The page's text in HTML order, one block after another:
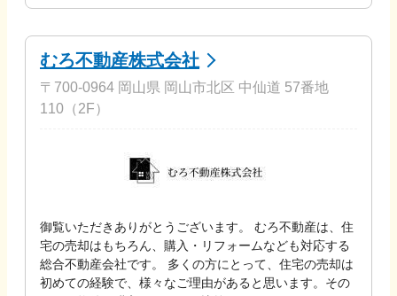
むろ不動産株式会社
〒700-0964 岡山県 岡山市北区 中仙道 57番地
110（2F）
御覧いただきありがとうございます。 むろ不動産は、住
宅の売却はもちろん、購入・リフォームなども対応する
総合不動産会社です。 多くの方にとって、住宅の売却は
初めての経験で、様々なご理由があると思います。その